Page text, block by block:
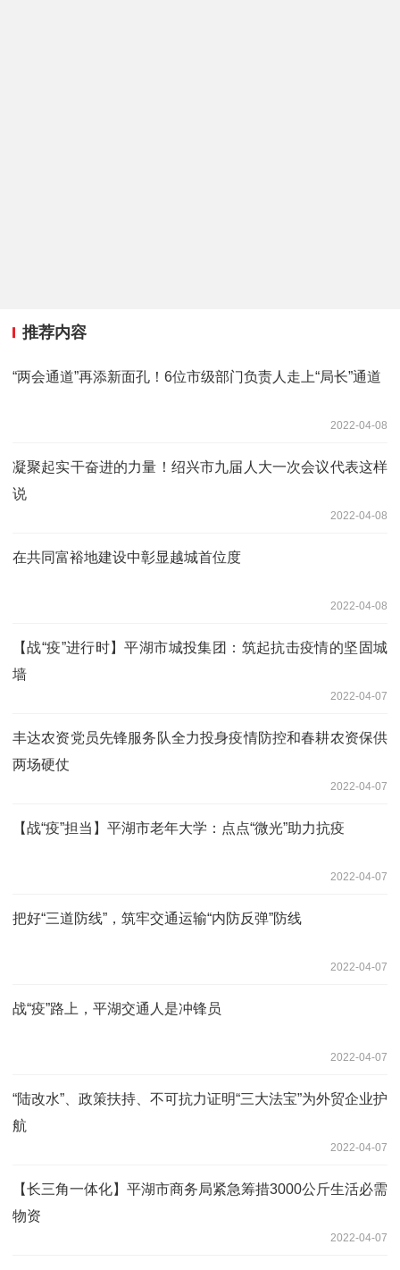
推荐内容
“两会通道”再添新面孔！6位市级部门负责人走上“局长”通道
2022-04-08
凝聚起实干奋进的力量！绍兴市九届人大一次会议代表这样
说
2022-04-08
在共同富裕地建设中彰显越城首位度
2022-04-08
【战“疫”进行时】平湖市城投集团：筑起抗击疫情的坚固城
墙
2022-04-07
丰达农资党员先锋服务队全力投身疫情防控和春耕农资保供
两场硬仗
2022-04-07
【战“疫”担当】平湖市老年大学：点点“微光”助力抗疫
2022-04-07
把好“三道防线”，筑牢交通运输“内防反弹”防线
2022-04-07
战“疫”路上，平湖交通人是冲锋员
2022-04-07
“陆改水”、政策扶持、不可抗力证明“三大法宝”为外贸企业护
航
2022-04-07
【长三角一体化】平湖市商务局紧急筹措3000公斤生活必需
物资
2022-04-07